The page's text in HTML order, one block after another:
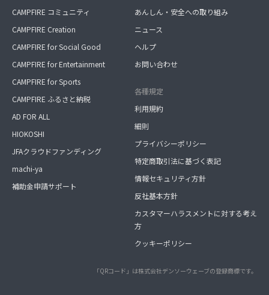
CAMPFIRE コミュニティ
CAMPFIRE Creation
CAMPFIRE for Social Good
CAMPFIRE for Entertainment
CAMPFIRE for Sports
CAMPFIRE ふるさと納税
AD FOR ALL
HIOKOSHI
JFAクラウドファンディング
machi-ya
補助金申請サポート
あんしん・安全への取り組み
ニュース
ヘルプ
お問い合わせ
各種規定
利用規約
細則
プライバシーポリシー
特定商取引法に基づく表記
情報セキュリティ方針
反社基本方針
カスタマーハラスメントに対する考え
方
クッキーポリシー
「QRコード」は株式会社デンソーウェーブの登録商標です。